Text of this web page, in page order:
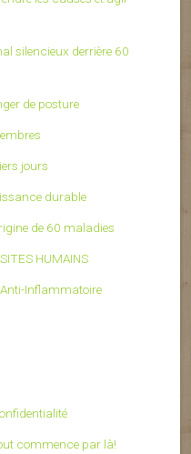
silencieux derrière 60
de posture
jours
durable
de 60 maladies
HUMAINS
Anti-Inflammatoire
commence par là!